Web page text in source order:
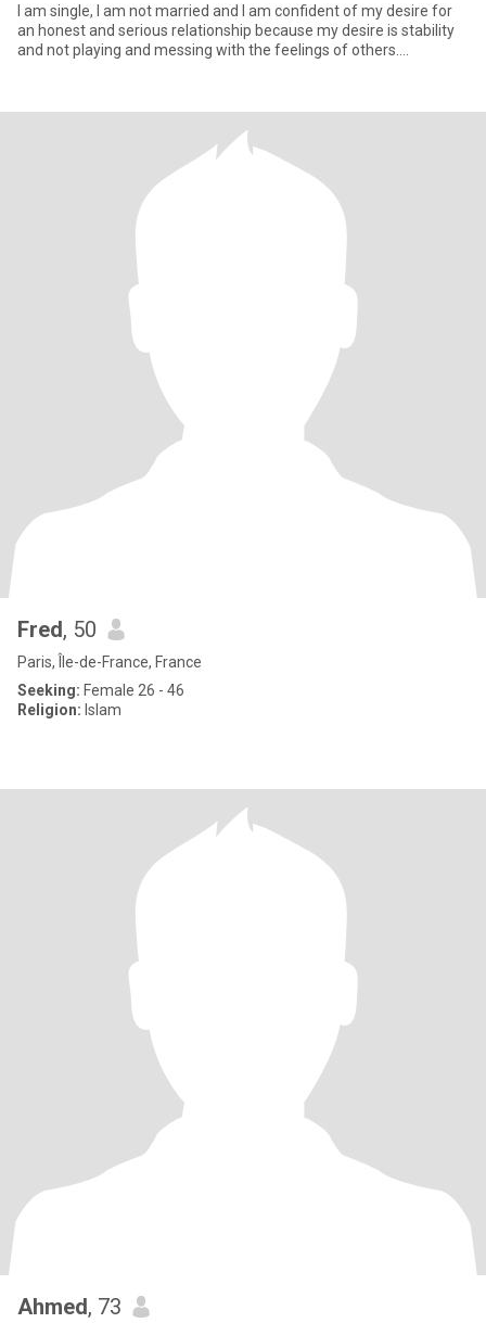
I am single, I am not married and I am confident of my desire for
an honest and serious relationship because my desire is stability
and not playing and messing with the feelings of others....
Fred, 50
Paris, Île-de-France, France
Seeking: Female 26 - 46
Religion: Islam
Ahmed, 73